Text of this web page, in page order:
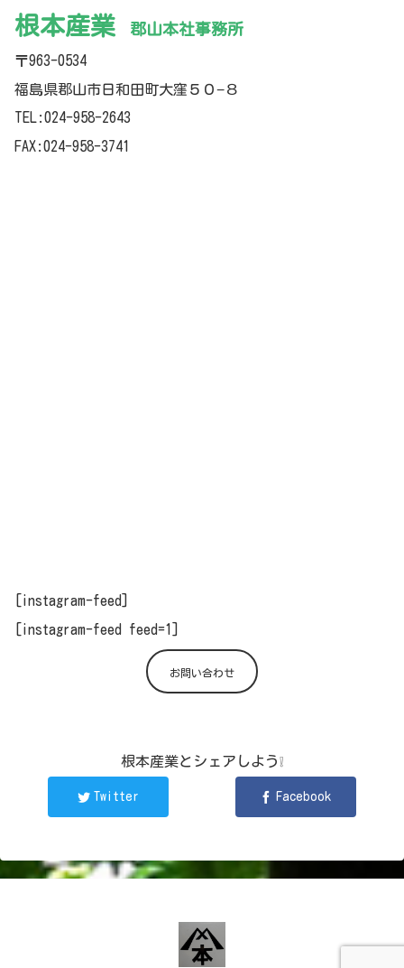
根本産業 郡山本社事務所
〒963-0534
福島県郡山市日和田町大窪５０−８
TEL:024-958-2643
FAX:024-958-3741
[instagram-feed]
[instagram-feed feed=1]
お問い合わせ
根本産業とシェアしよう❕
Twitter Facebook